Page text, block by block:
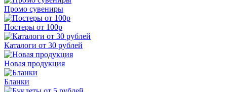
Промо сувениры
Постеры от 100р
Каталоги от 30 рублей
Новая продукция
Бланки